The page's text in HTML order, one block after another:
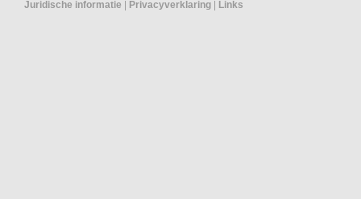
Juridische informatie Privacyverklaring Links